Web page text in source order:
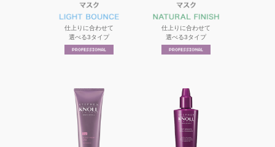
仕上りに合わせて
選べる3タイプ
仕上りに合わせて
選べる3タイプ